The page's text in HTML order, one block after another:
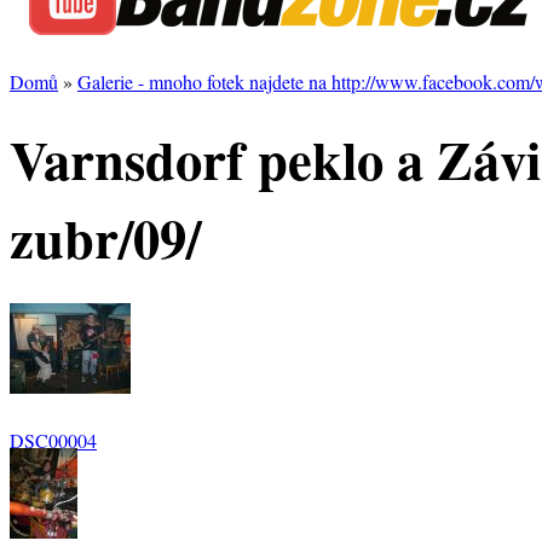
Domů » Galerie - mnoho fotek najdete na http://www.facebook.com/
Varnsdorf peklo a
zubr/09/
DSC00004